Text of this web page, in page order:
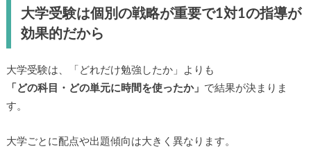
大学受験は個別の戦略が重要で1対1の指導が
効果的だから
大学受験は、「どれだけ勉強したか」よりも
「どの科目・どの単元に時間を使ったか」 で結果が決まりま
す。
大学ごとに配点や出題傾向は大きく異なります。